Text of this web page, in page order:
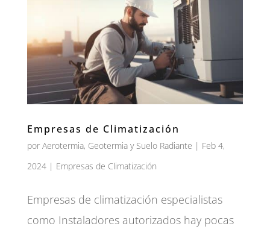
Empresas de Climatización
por Aerotermia, Geotermia y Suelo Radiante | Feb 4,
2024| Empresas de Climatización
Empresas de climatización especialistas
como Instaladores autorizados hay pocas